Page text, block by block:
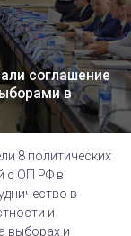
соглашение
в
8 политических
с ОП РФ в
в
и
выборах и